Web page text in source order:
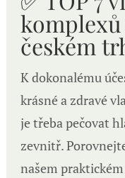
českém
K dokonalému
krásné a zdravé
je třeba pečovat
zevnitř.
našem